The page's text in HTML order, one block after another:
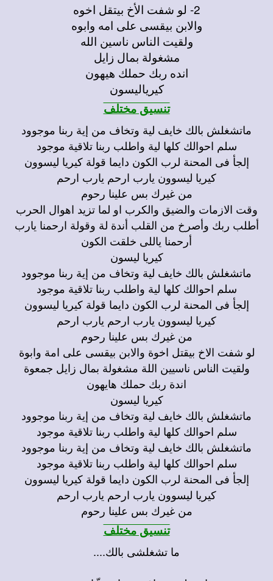
2- لو شفت الأخ بيتقل اخوه
والابن بيقسى على امه وابوه
ولقيت الناس ناسين الله
مشغولة بمال زايل
انده ربك حملك هيهون
كيرياليسون
تنسيق مختلف
ماتشغلش بالك خايف لية وتخاف من إية ربنا موجوود
سلم احوالك كلها لية واطلب ربنا تلاقية موجود
إلجأ فى المحنة لرب الكون دايما قولة كيريا ليسوون
كيريا ليسوون يارب ارحم يارب ارحم
من غيرك بس علينا رحوم
وقت الازمات والضيق والكرب او لما تزيد اهوال الحرب
أطلب ربك وأصرخ من القلب أندة لة وقولة ارحمنا يارب
أرحمنا ياللى خلقت الكون
كيريا ليسون
ماتشغلش بالك خايف لية وتخاف من إية ربنا موجوود
سلم احوالك كلها لية واطلب ربنا تلاقية موجود
إلجأ فى المحنة لرب الكون دايما قولة كيريا ليسوون
كيريا ليسوون يارب ارحم يارب ارحم
من غيرك بس علينا رحوم
لو شفت الاخ بيقتل اخوة والابن بيقسى على امة وابوة
ولقيت الناس ناسيين اللة مشغولة بمال زايل جمعوة
اندة ربك حملك هايهون
كيريا ليسون
ماتشغلش بالك خايف لية وتخاف من إية ربنا موجوود
سلم احوالك كلها لية واطلب ربنا تلاقية موجود
ماتشغلش بالك خايف لية وتخاف من إية ربنا موجوود
سلم احوالك كلها لية واطلب ربنا تلاقية موجود
إلجأ فى المحنة لرب الكون دايما قولة كيريا ليسوون
كيريا ليسوون يارب ارحم يارب ارحم
من غيرك بس علينا رحوم
تنسيق مختلف
ما تشغلشى بالك....